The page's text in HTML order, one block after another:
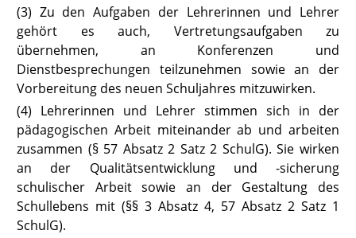
(3) Zu den Aufgaben der Lehrerinnen und Lehrer
gehört es auch, Vertretungsaufgaben zu
übernehmen, an Konferenzen und
Dienstbesprechungen teilzunehmen sowie an der
Vorbereitung des neuen Schuljahres mitzuwirken.
(4) Lehrerinnen und Lehrer stimmen sich in der
pädagogischen Arbeit miteinander ab und arbeiten
zusammen (§ 57 Absatz 2 Satz 2 SchulG). Sie wirken
an der Qualitätsentwicklung und -sicherung
schulischer Arbeit sowie an der Gestaltung des
Schullebens mit (§§ 3 Absatz 4, 57 Absatz 2 Satz 1
SchulG).